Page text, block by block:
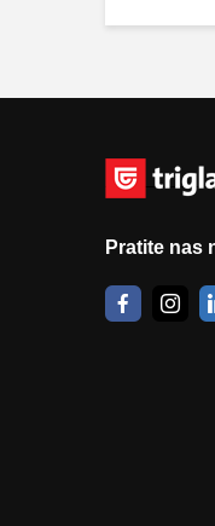
Pratite nas